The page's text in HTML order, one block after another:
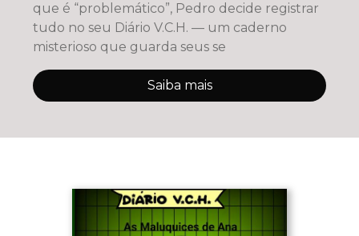
que é “problemático”, Pedro decide registrar
tudo no seu Diário V.C.H. — um caderno
misterioso que guarda seus se
Saiba mais